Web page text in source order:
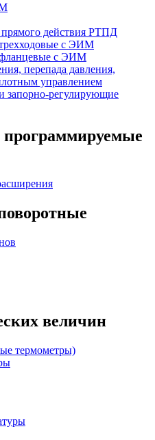
прямого действия РТПД
с ЭИМ
с ЭИМ
перепада давления,
управлением
запорно-регулирующие
величин
термометры)